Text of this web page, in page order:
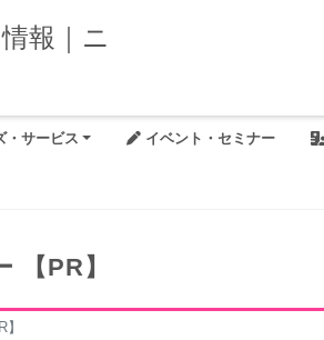
・サービス イベント・セミナー
PR】